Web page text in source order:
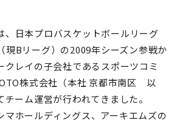
、日本プロバスケットボールリーグ
現Bリーグ）の2009年シーズン参戦か
クレイの子会社であるスポーツコミ
株式会社（本社 京都市南区 以
ーム運営が行われてきました。
マホールディングス、アーキエムズの